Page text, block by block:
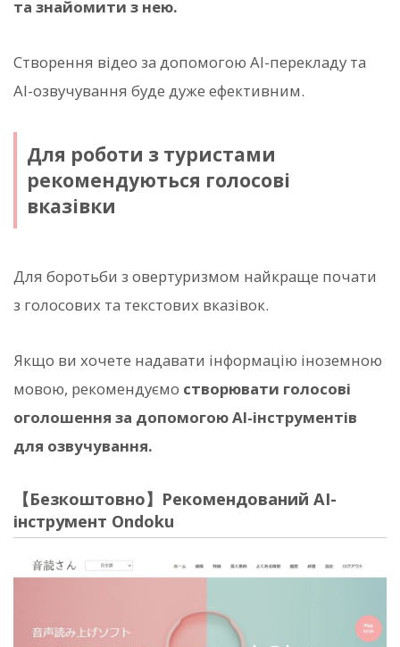
та знайомити з нею.
Створення відео за допомогою AI-перекладу та
AI-озвучування буде дуже ефективним.
Для роботи з туристами
рекомендуються голосові
вказівки
Для боротьби з овертуризмом найкраще почати
з голосових та текстових вказівок.
Якщо ви хочете надавати інформацію іноземною
мовою, рекомендуємо створювати голосові
оголошення за допомогою AI-інструментів
для озвучування.
【Безкоштовно】Рекомендований AI-
інструмент Ondoku